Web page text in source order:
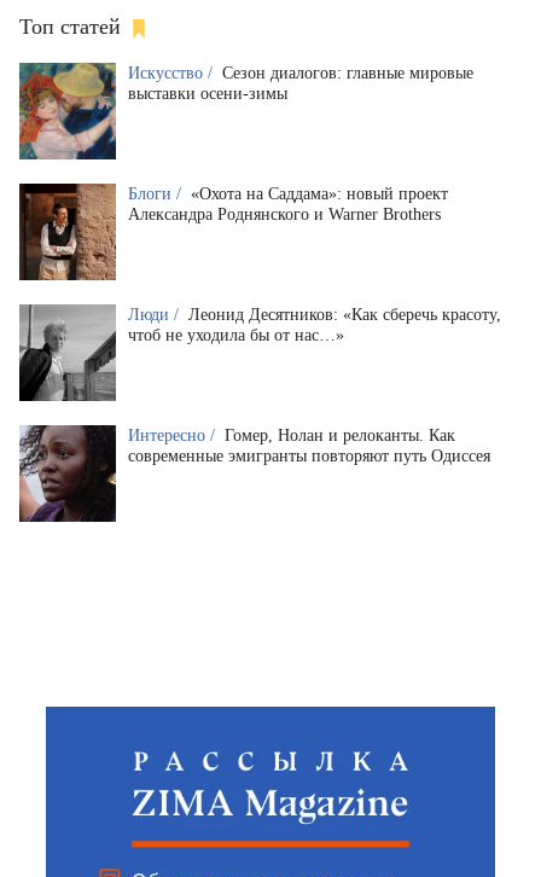
Топ статей
Искусство / Сезон диалогов: главные мировые
выставки осени-зимы
Блоги / «Охота на Саддама»: новый проект
Александра Роднянского и Warner Brothers
Люди / Леонид Десятников: «Как сберечь красоту,
чтоб не уходила бы от нас…»
Интересно / Гомер, Нолан и релоканты. Как
современные эмигранты повторяют путь Одиссея